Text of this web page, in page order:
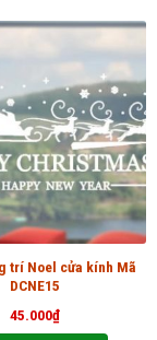
trí Noel cửa kính Mã
DCNE15
45.000₫